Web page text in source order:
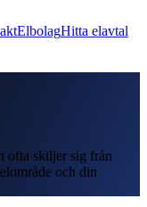
ElbolagHitta elavtal
ofta skiljer sig från
och din